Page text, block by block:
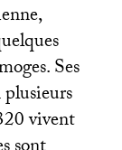
Ses
vivent